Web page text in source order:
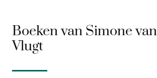
Boeken van Simone
Vlugt